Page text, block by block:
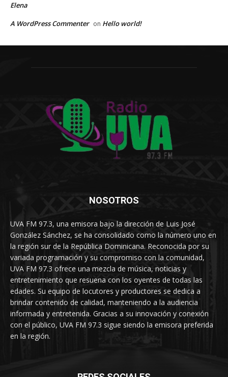
Elena
A WordPress Commenter on Hello world!
NOSOTROS
UVA FM 97.3, una emisora bajo la dirección de Luis José
González Sánchez, se ha consolidado como la número uno en
la región sur de la República Dominicana. Reconocida por su
variada programación y su compromiso con la comunidad,
UVA FM 97.3 ofrece una mezcla de música, noticias y
entretenimiento que resuena con los oyentes de todas las
edades. Su equipo de locutores y productores se dedica a
brindar contenido de calidad, manteniendo a la audiencia
informada y entretenida. Gracias a su innovación y conexión
con el público, UVA FM 97.3 sigue siendo la emisora preferida
en la región.